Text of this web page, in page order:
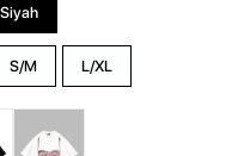
Siyah
S/M L/XL